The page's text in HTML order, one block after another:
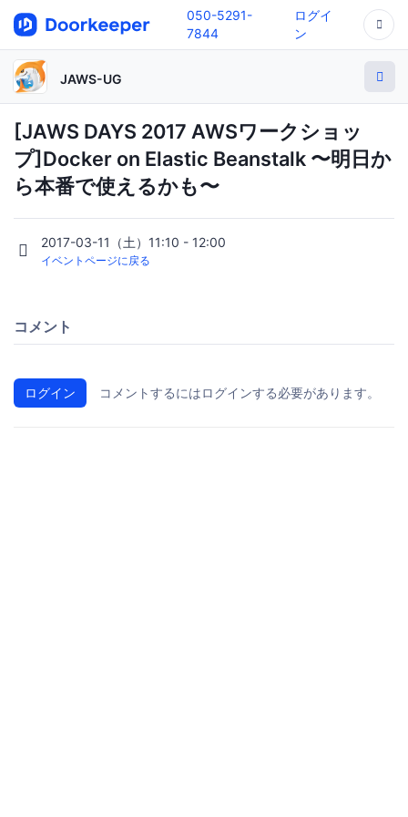
050-5291-
7844
ログイ
ン
JAWS-UG
[JAWS DAYS 2017 AWSワークショッ
プ]Docker on Elastic Beanstalk 〜明日か
ら本番で使えるかも〜
2017-03-11（土）11:10 - 12:00
イベントページに戻る
コメント
ログイン コメントするにはログインする必要があります。